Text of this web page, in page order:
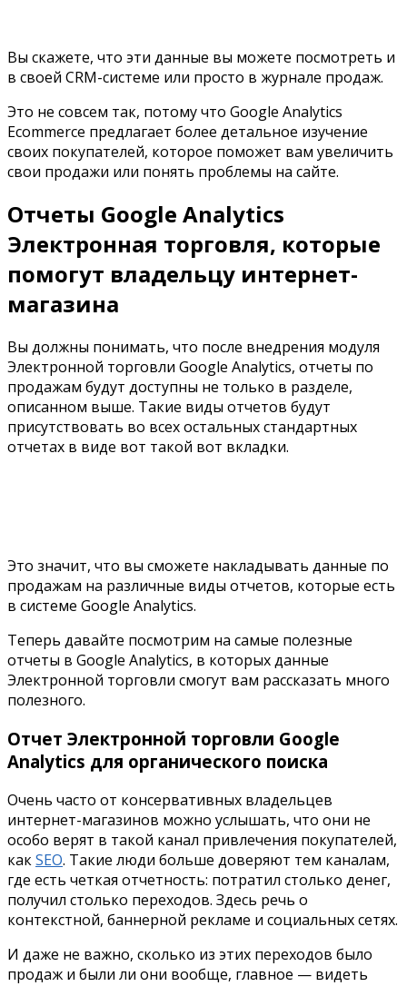
Вы скажете, что эти данные вы можете посмотреть и
в своей CRM-системе или просто в журнале продаж.
Это не совсем так, потому что Google Analytics
Ecommerce предлагает более детальное изучение
своих покупателей, которое поможет вам увеличить
свои продажи или понять проблемы на сайте.
Отчеты Google Analytics
Электронная торговля, которые
помогут владельцу интернет-
магазина
Вы должны понимать, что после внедрения модуля
Электронной торговли Google Analytics, отчеты по
продажам будут доступны не только в разделе,
описанном выше. Такие виды отчетов будут
присутствовать во всех остальных стандартных
отчетах в виде вот такой вот вкладки.
Это значит, что вы сможете накладывать данные по
продажам на различные виды отчетов, которые есть
в системе Google Analytics.
Теперь давайте посмотрим на самые полезные
отчеты в Google Analytics, в которых данные
Электронной торговли смогут вам рассказать много
полезного.
Отчет Электронной торговли Google
Analytics для органического поиска
Очень часто от консервативных владельцев
интернет-магазинов можно услышать, что они не
особо верят в такой канал привлечения покупателей,
какSEO. Такие люди больше доверяют тем каналам,
где есть четкая отчетность: потратил столько денег,
получил столько переходов. Здесь речь о
контекстной, баннерной рекламе и социальных сетях.
И даже не важно, сколько из этих переходов было
продаж и были ли они вообще, главное — видеть